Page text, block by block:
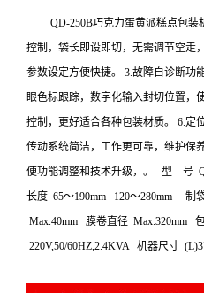
QD-250B巧克力蛋黄派糕点包装
控制，袋长即设即切，无需调节空走
参数设定方便快捷。 3.故障自诊断功
眼色标跟踪，数字化输入封切位置，
控制，更好适合各种包装材质。 6.定
传动系统简洁，工作更可靠，维护保
便功能调整和技术升级，。 型 号
长度 65～190mm 120～280mm 制
Max.40mm 膜卷直径 Max.320mm
220V,50/60HZ,2.4KVA 机器尺寸